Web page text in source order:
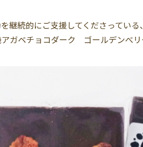
継続的にご支援してくださっている、
ガベチョコダーク ゴールデンべリ